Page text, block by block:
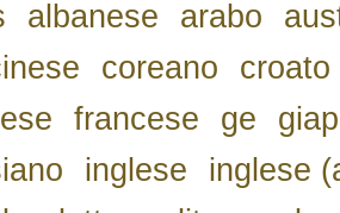
albanese arabo
coreano
croato
francese ge
inglese
inglese